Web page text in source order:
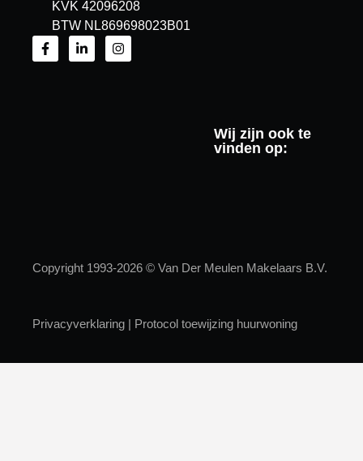
KVK 42096208
BTW NL869698023B01
Wij zijn ook te
vinden op:
Copyright 1993-2026 © Van Der Meulen Makelaars B.V.
Privacyverklaring | Protocol toewijzing huurwoning